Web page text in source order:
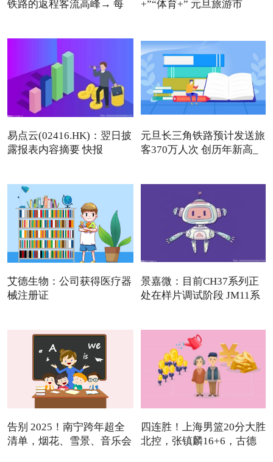
铁路的返程客流高峰→ 每
+”“体育+” 元旦旅游市
易点云(02416.HK)：翌日披
露报表内容摘要 快报
元旦长三角铁路预计发送旅
客370万人次 创历年新高_
艾德生物：公司获得医疗器
械注册证
景嘉微：目前CH37系列正
处在样片调试阶段 JM11系
告别 2025！南宁跨年超全
清单，烟花、雪景、音乐会
四连胜！上海男篮20分大胜
北控，张镇麟16+6，古德